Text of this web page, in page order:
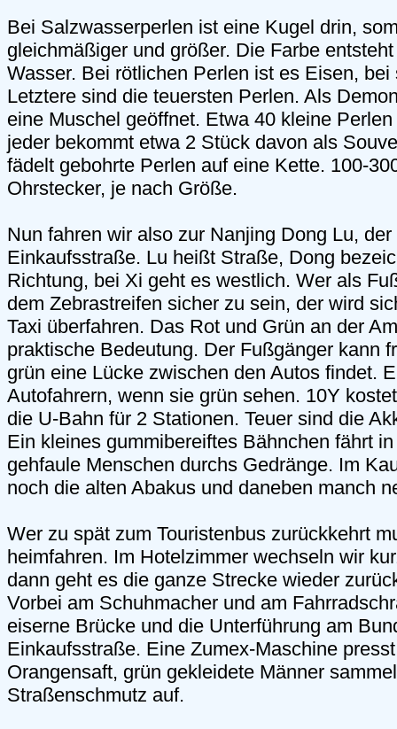
Bei Salzwasserperlen ist eine Kugel drin,
gleichmäßiger und größer. Die Farbe
Wasser. Bei rötlichen Perlen ist es Eisen,
Letztere sind die teuersten Perlen. Als
eine Muschel geöffnet. Etwa 40 kleine
jeder bekommt etwa 2 Stück davon als
fädelt gebohrte Perlen auf eine Kette. 100-
Ohrstecker, je nach Größe.
Nun fahren wir also zur Nanjing Dong Lu,
Einkaufsstraße. Lu heißt Straße, Dong
Richtung, bei Xi geht es westlich. Wer als
dem Zebrastreifen sicher zu sein, der wird
Taxi überfahren. Das Rot und Grün an der
praktische Bedeutung. Der Fußgänger kann
grün eine Lücke zwischen den Autos findet.
Autofahrern, wenn sie grün sehen. 10Y
die U-Bahn für 2 Stationen. Teuer sind die
Ein kleines gummibereiftes Bähnchen fährt
gehfaule Menschen durchs Gedränge. Im
noch die alten Abakus und daneben manch
Wer zu spät zum Touristenbus zurückkehrt
heimfahren. Im Hotelzimmer wechseln wir
dann geht es die ganze Strecke wieder
Vorbei am Schuhmacher und am
eiserne Brücke und die Unterführung am
Einkaufsstraße. Eine Zumex-Maschine
Orangensaft, grün gekleidete Männer
Straßenschmutz auf.